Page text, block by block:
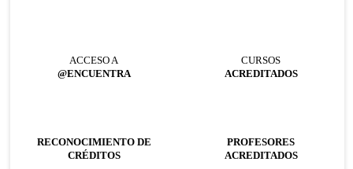
ACCESO A
@ENCUENTRA
CURSOS
ACREDITADOS
RECONOCIMIENTO DE
CRÉDITOS
PROFESORES
ACREDITADOS